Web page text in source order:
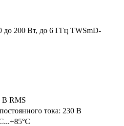
до 200 Вт, до 6 ГГц TWSmD-
В RMS
тока: 230 В